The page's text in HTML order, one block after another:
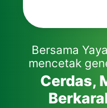
Bersama
mencetak
Cerdas,